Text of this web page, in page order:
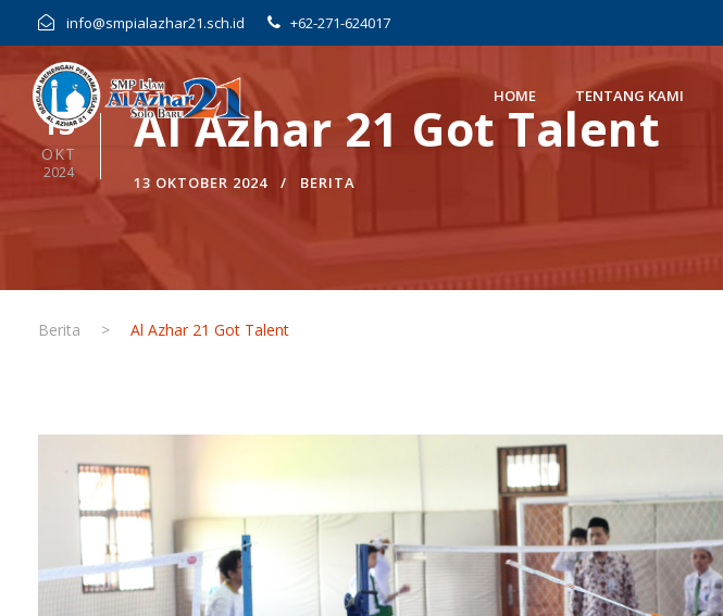
info@smpialazhar21.sch.id +62-271-624017
HOME TENTANG KAMI
13
OKT
2024
Al Azhar 21 Got Talent
13 OKTOBER 2024 BERITA
Berita > Al Azhar 21 Got Talent